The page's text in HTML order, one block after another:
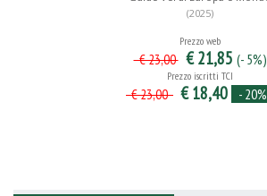
(2025)
Prezzo web
€ 23,00 € 21,85 (- 5%)
Prezzo iscritti TCI
€ 23,00 € 18,40 - 20%